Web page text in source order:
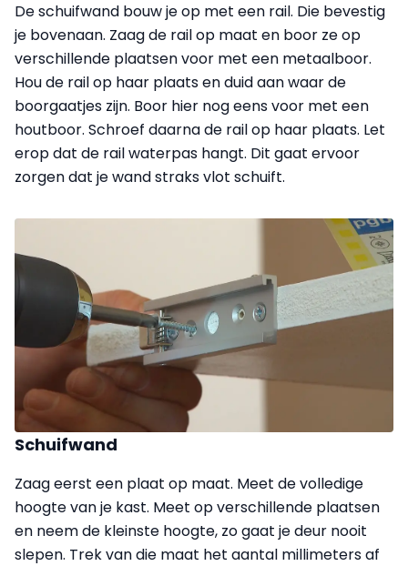
De schuifwand bouw je op met een rail. Die bevestig
je bovenaan. Zaag de rail op maat en boor ze op
verschillende plaatsen voor met een metaalboor.
Hou de rail op haar plaats en duid aan waar de
boorgaatjes zijn. Boor hier nog eens voor met een
houtboor. Schroef daarna de rail op haar plaats. Let
erop dat de rail waterpas hangt. Dit gaat ervoor
zorgen dat je wand straks vlot schuift.
Schuifwand
Zaag eerst een plaat op maat. Meet de volledige
hoogte van je kast. Meet op verschillende plaatsen
en neem de kleinste hoogte, zo gaat je deur nooit
slepen. Trek van die maat het aantal millimeters af